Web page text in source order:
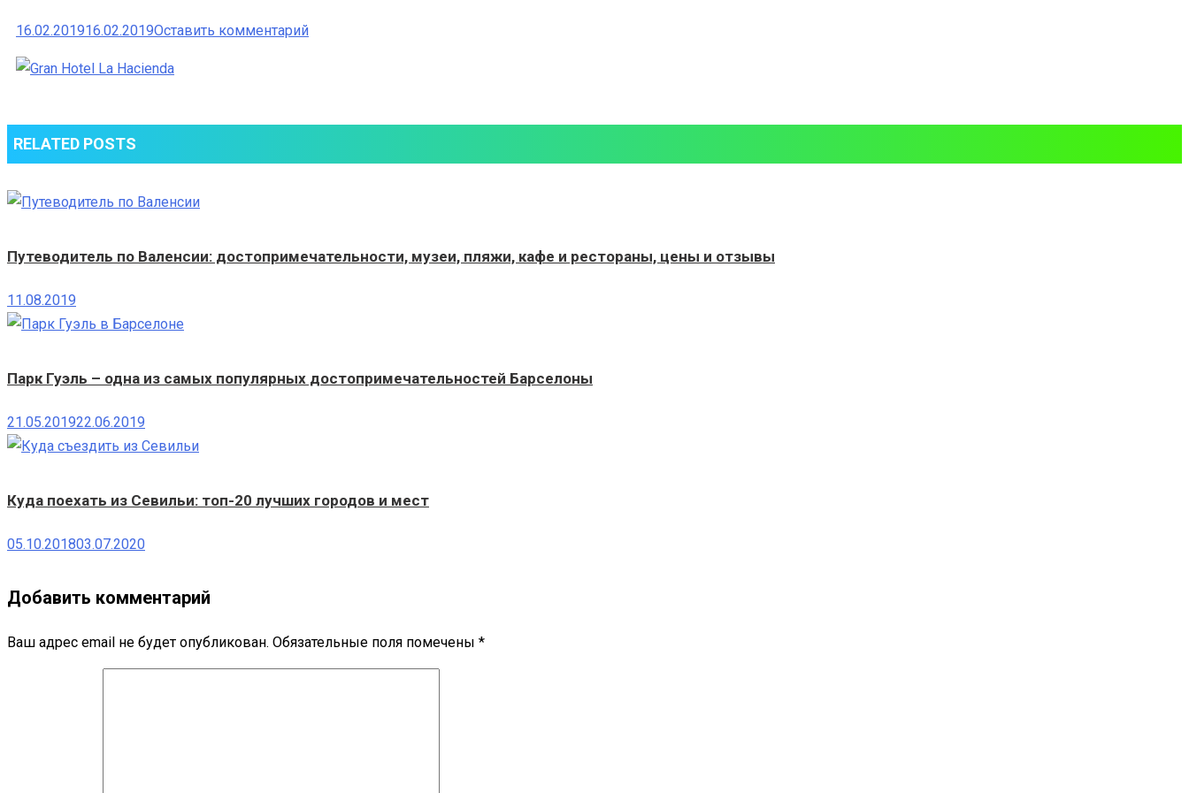
16.02.201916.02.2019Оставить комментарийк
Hacienda
RELATED POSTS
Путеводитель по Валенсии: достопримечательности, музеи, пляжи, кафе и рестораны, цены и отзывы
11.08.2019
Парк Гуэль – одна из самых популярных достопримечательностей Барселоны
21.05.201922.06.2019
Куда поехать из Севильи: топ-20 лучших городов и мест
05.10.201803.07.2020
Добавить комментарий
Ваш адрес email не будет опубликован. Обязательные поля помечены *